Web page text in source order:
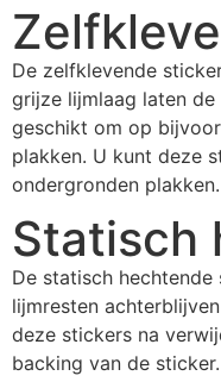
De zelfklevende
grijze lijmlaag laten
geschikt om op
plakken. U kunt deze
ondergronden plakken.
Statisch
De statisch
lijmresten
deze stickers na
backing van de